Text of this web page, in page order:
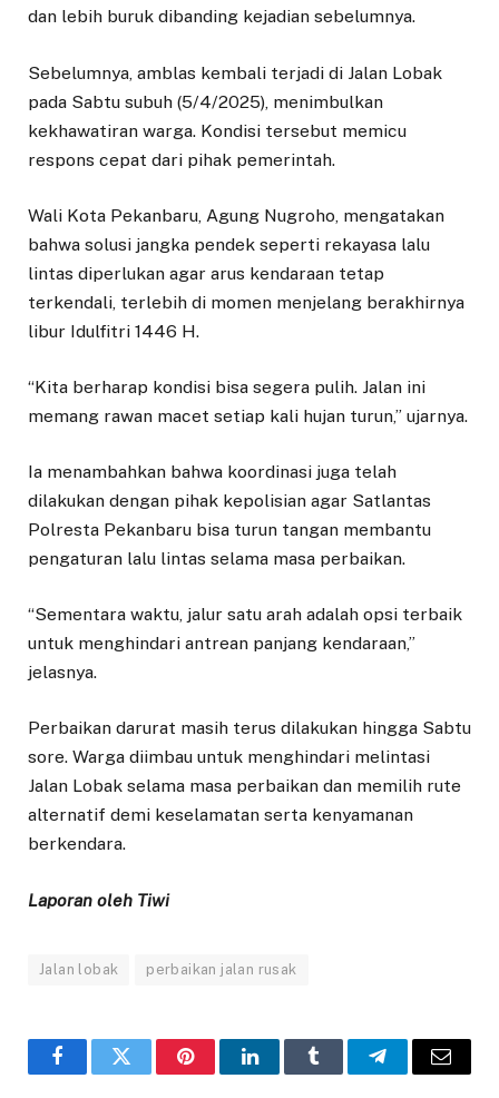
dan lebih buruk dibanding kejadian sebelumnya.
Sebelumnya, amblas kembali terjadi di Jalan Lobak
pada Sabtu subuh (5/4/2025), menimbulkan
kekhawatiran warga. Kondisi tersebut memicu
respons cepat dari pihak pemerintah.
Wali Kota Pekanbaru, Agung Nugroho, mengatakan
bahwa solusi jangka pendek seperti rekayasa lalu
lintas diperlukan agar arus kendaraan tetap
terkendali, terlebih di momen menjelang berakhirnya
libur Idulfitri 1446 H.
“Kita berharap kondisi bisa segera pulih. Jalan ini
memang rawan macet setiap kali hujan turun,” ujarnya.
Ia menambahkan bahwa koordinasi juga telah
dilakukan dengan pihak kepolisian agar Satlantas
Polresta Pekanbaru bisa turun tangan membantu
pengaturan lalu lintas selama masa perbaikan.
“Sementara waktu, jalur satu arah adalah opsi terbaik
untuk menghindari antrean panjang kendaraan,”
jelasnya.
Perbaikan darurat masih terus dilakukan hingga Sabtu
sore. Warga diimbau untuk menghindari melintasi
Jalan Lobak selama masa perbaikan dan memilih rute
alternatif demi keselamatan serta kenyamanan
berkendara.
Laporan oleh Tiwi
Jalan lobak perbaikan jalan rusak
FacebookTwitter PinterestLinkedInTumblr TelegramEmail